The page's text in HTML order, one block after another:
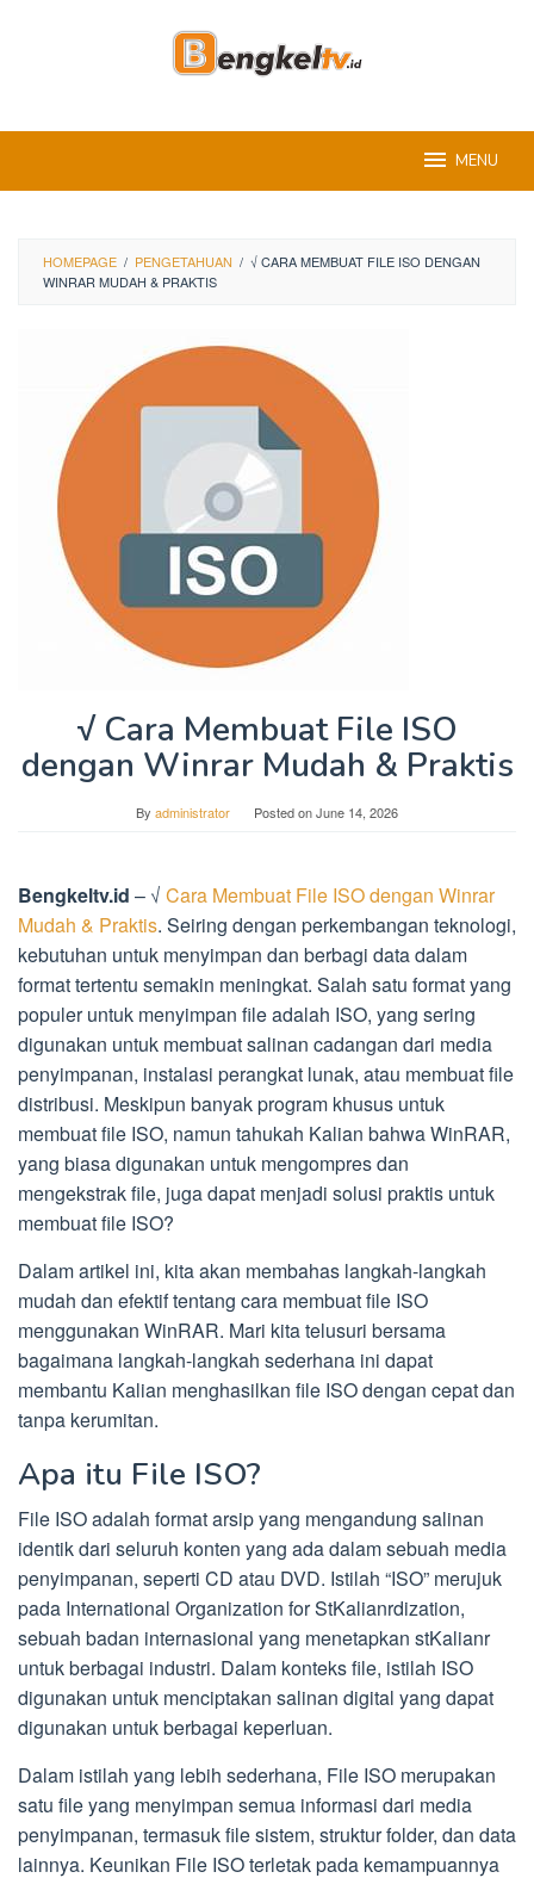
MENU
HOMEPAGE / PENGETAHUAN / √ CARA MEMBUAT FILE ISO DENGAN
WINRAR MUDAH & PRAKTIS
√ Cara Membuat File ISO
dengan Winrar Mudah & Praktis
By administrator Posted onJune 14, 2026
Bengkeltv.id – √ Cara Membuat File ISO dengan Winrar
Mudah & Praktis. Seiring dengan perkembangan teknologi,
kebutuhan untuk menyimpan dan berbagi data dalam
format tertentu semakin meningkat. Salah satu format yang
populer untuk menyimpan file adalah ISO, yang sering
digunakan untuk membuat salinan cadangan dari media
penyimpanan, instalasi perangkat lunak, atau membuat file
distribusi. Meskipun banyak program khusus untuk
membuat file ISO, namun tahukah Kalian bahwa WinRAR,
yang biasa digunakan untuk mengompres dan
mengekstrak file, juga dapat menjadi solusi praktis untuk
membuat file ISO?
Dalam artikel ini, kita akan membahas langkah-langkah
mudah dan efektif tentang cara membuat file ISO
menggunakan WinRAR. Mari kita telusuri bersama
bagaimana langkah-langkah sederhana ini dapat
membantu Kalian menghasilkan file ISO dengan cepat dan
tanpa kerumitan.
Apa itu File ISO?
File ISO adalah format arsip yang mengandung salinan
identik dari seluruh konten yang ada dalam sebuah media
penyimpanan, seperti CD atau DVD. Istilah “ISO” merujuk
pada International Organization for StKalianrdization,
sebuah badan internasional yang menetapkan stKalianr
untuk berbagai industri. Dalam konteks file, istilah ISO
digunakan untuk menciptakan salinan digital yang dapat
digunakan untuk berbagai keperluan.
Dalam istilah yang lebih sederhana, File ISO merupakan
satu file yang menyimpan semua informasi dari media
penyimpanan, termasuk file sistem, struktur folder, dan data
lainnya. Keunikan File ISO terletak pada kemampuannya